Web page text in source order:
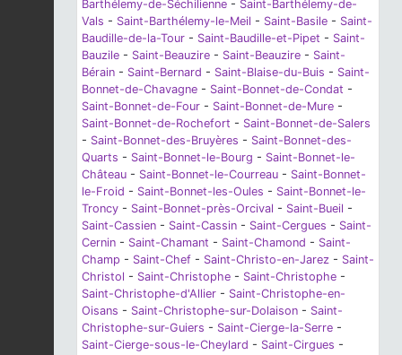
Barthélemy-de-Séchilienne - Saint-Barthélemy-de-
Vals - Saint-Barthélemy-le-Meil - Saint-Basile - Saint-
Baudille-de-la-Tour - Saint-Baudille-et-Pipet - Saint-
Bauzile - Saint-Beauzire - Saint-Beauzire - Saint-
Bérain - Saint-Bernard - Saint-Blaise-du-Buis - Saint-
Bonnet-de-Chavagne - Saint-Bonnet-de-Condat -
Saint-Bonnet-de-Four - Saint-Bonnet-de-Mure -
Saint-Bonnet-de-Rochefort - Saint-Bonnet-de-Salers
- Saint-Bonnet-des-Bruyères - Saint-Bonnet-des-
Quarts - Saint-Bonnet-le-Bourg - Saint-Bonnet-le-
Château - Saint-Bonnet-le-Courreau - Saint-Bonnet-
le-Froid - Saint-Bonnet-les-Oules - Saint-Bonnet-le-
Troncy - Saint-Bonnet-près-Orcival - Saint-Bueil -
Saint-Cassien - Saint-Cassin - Saint-Cergues - Saint-
Cernin - Saint-Chamant - Saint-Chamond - Saint-
Champ - Saint-Chef - Saint-Christo-en-Jarez - Saint-
Christol - Saint-Christophe - Saint-Christophe -
Saint-Christophe-d'Allier - Saint-Christophe-en-
Oisans - Saint-Christophe-sur-Dolaison - Saint-
Christophe-sur-Guiers - Saint-Cierge-la-Serre -
Saint-Cierge-sous-le-Cheylard - Saint-Cirgues -